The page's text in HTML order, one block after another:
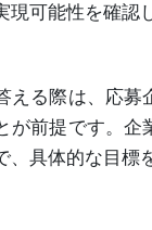
可能性を確認
える際は、応募
が前提です。企
具体的な目標